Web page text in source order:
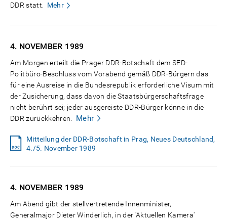
DDR statt. Mehr
4. NOVEMBER 1989
Am Morgen erteilt die Prager DDR-Botschaft dem SED-
Politbüro-Beschluss vom Vorabend gemäß DDR-Bürgern das
für eine Ausreise in die Bundesrepublik erforderliche Visum mit
der Zusicherung, dass davon die Staatsbürgerschaftsfrage
nicht berührt sei; jeder ausgereiste DDR-Bürger könne in die
DDR zurückkehren.
Mehr
Mitteilung der DDR-Botschaft in Prag, Neues Deutschland,
4./5. November 1989
4. NOVEMBER 1989
Am Abend gibt der stellvertretende Innenminister,
Generalmajor Dieter Winderlich, in der 'Aktuellen Kamera'